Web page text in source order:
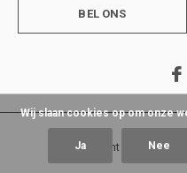
BEL ONS
© Copyright -
Wij slaan cookies op om onze
Ja Nee